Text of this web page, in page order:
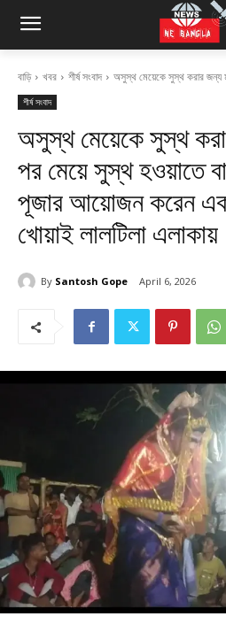
বাড়ি খবর শীর্ষ সংবাদ অসুস্থ মেয়েকে সুস্থ করার জন্য
শীর্ষ সংবাদ
অসুস্থ মেয়েকে সুস্থ
পর মেয়ে সুস্থ হওয়াতে
পূজার আয়োজন করেন এক
খোয়াই লালটিলা
By Santosh Gope April 6, 2026